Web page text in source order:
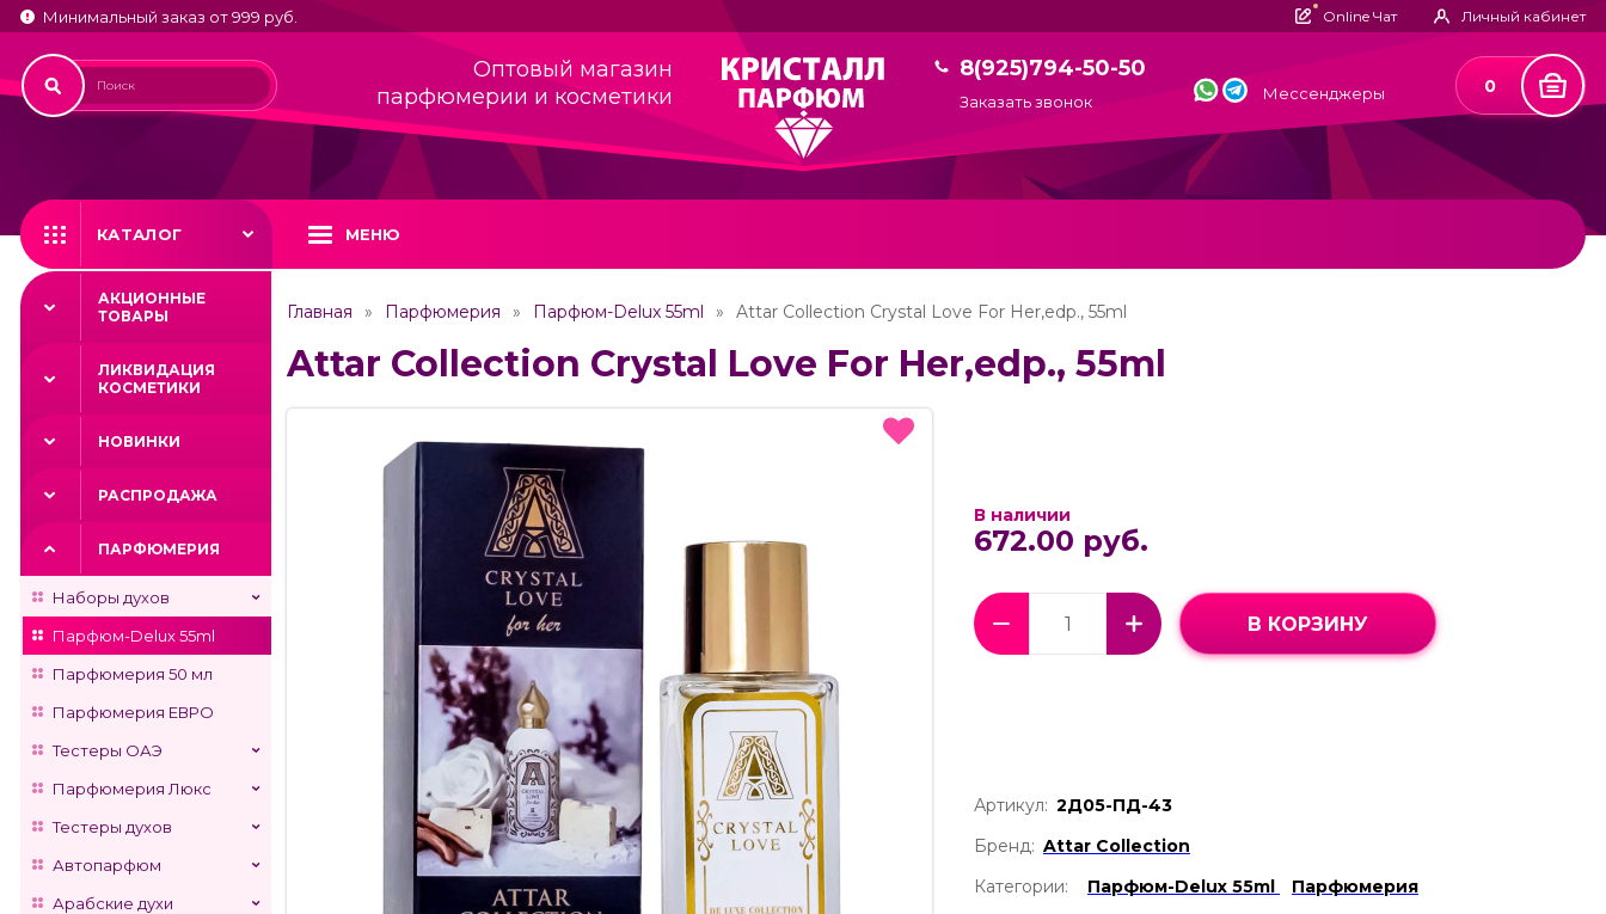
Минимальный заказ от 999 руб. Online Чат Личный кабинет
Оптовый магазин
парфюмерии и косметики
8(925)794-50-50
Заказать звонок Мессенджеры 0
КАТАЛОГ МЕНЮ
АКЦИОННЫЕ
ТОВАРЫ
ЛИКВИДАЦИЯ
КОСМЕТИКИ
НОВИНКИ
РАСПРОДАЖА
ПАРФЮМЕРИЯ
Наборы духов
Парфюм-Delux 55ml
Парфюмерия 50 мл
Парфюмерия ЕВРО
Тестеры ОАЭ
Парфюмерия Люкс
Тестеры духов
Автопарфюм
Арабские духи
Главная Парфюмерия Парфюм-Delux 55ml Attar Collection Crystal Love For Her,edp., 55ml
Attar Collection Crystal Love For Her,edp., 55ml
В наличии
672.00 руб.
В КОРЗИНУ
Артикул: 2Д05-ПД-43
Бренд: Attar Collection
Категории:
Парфюм-Delux 55ml
Парфюмерия